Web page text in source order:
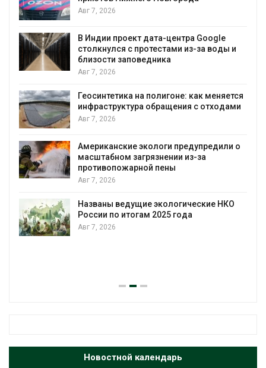
Солнечные панели над каналами
позволяют одновременно
воду
Авг 7, 2026
Дождевая вода с крыш может помочь
Авг 7, 2026
Минприроды потребовало ускорить
уборку контейнерных площадок
Авг 7, 2026
Панамский канал вновь ограничивает
воды
Авг 6, 2026
Новостной календарь